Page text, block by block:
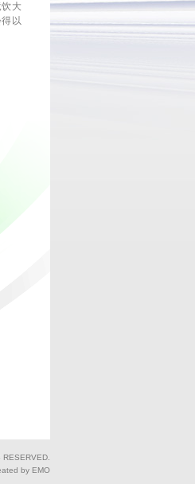
大
以
by EMO